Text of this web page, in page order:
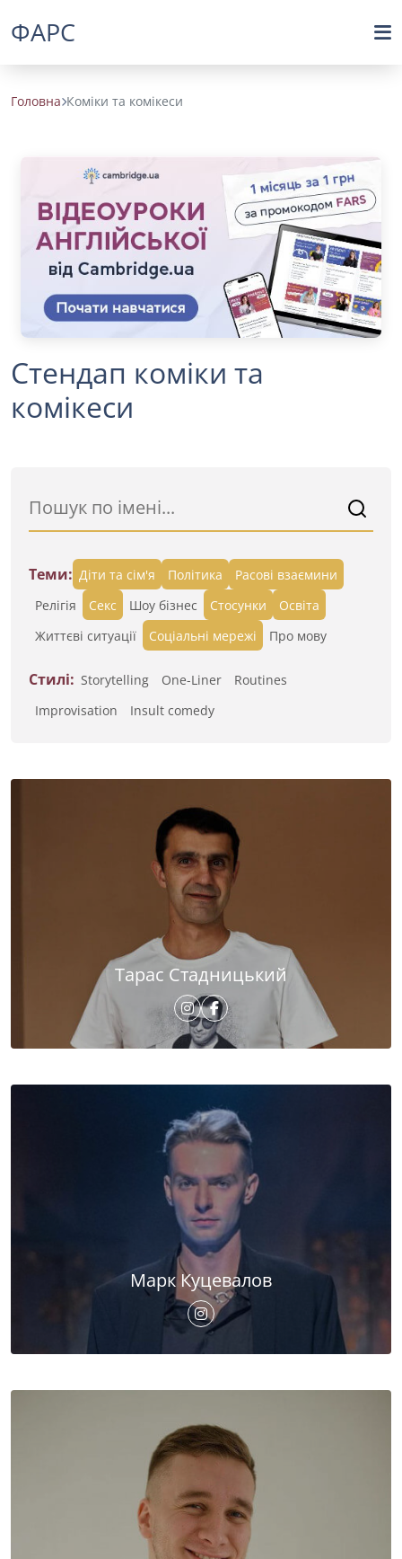
ФАРС
Головна Коміки та комікеси
Стендап коміки та
комікеси
Теми: Діти та сім'я Політика
Расові взаємини
Релігія
Секс Шоу бізнес Стосунки
Освіта
Життєві ситуації
Cоціальні мережі Про мову
Стилі: Storytelling One-Liner
Routines
Improvisation
Insult comedy
Тарас Стадницький
Марк Куцевалов